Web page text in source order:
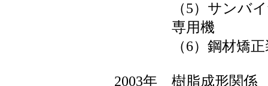
（5）サンバイザ
専用機
（6）鋼材矯正
2003年 樹脂成形関係